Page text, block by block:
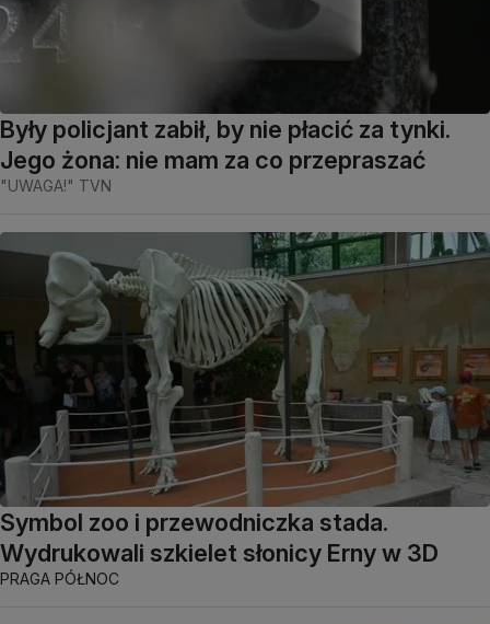
Były policjant zabił, by nie płacić za tynki.
Jego żona: nie mam za co przepraszać
"UWAGA!" TVN
Symbol zoo i przewodniczka stada.
Wydrukowali szkielet słonicy Erny w 3D
PRAGA PÓŁNOC